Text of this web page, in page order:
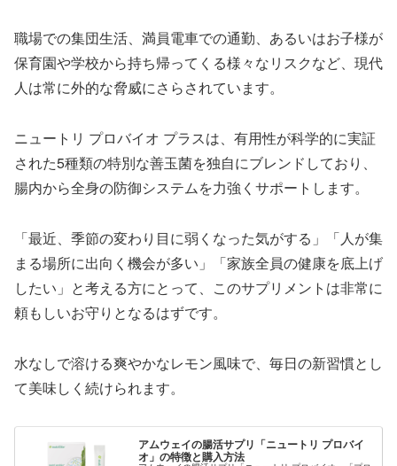
職場での集団生活、満員電車での通勤、あるいはお子様が
保育園や学校から持ち帰ってくる様々なリスクなど、現代
人は常に外的な脅威にさらされています。
ニュートリ プロバイオ プラスは、有用性が科学的に実証
された5種類の特別な善玉菌を独自にブレンドしており、
腸内から全身の防御システムを力強くサポートします。
「最近、季節の変わり目に弱くなった気がする」「人が集
まる場所に出向く機会が多い」「家族全員の健康を底上げ
したい」と考える方にとって、このサプリメントは非常に
頼もしいお守りとなるはずです。
水なしで溶ける爽やかなレモン風味で、毎日の新習慣とし
て美味しく続けられます。
アムウェイの腸活サプリ「ニュートリ プロバイ
オ」の特徴と購入方法